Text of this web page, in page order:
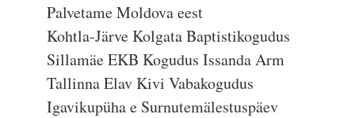
Palvetame Moldova eest
Kohtla-Järve Kolgata Baptistikogudus
Sillamäe EKB Kogudus Issanda Arm
Tallinna Elav Kivi Vabakogudus
Igavikupüha e Surnutemälestuspäev